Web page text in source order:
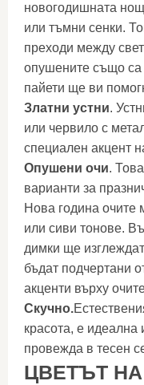
новогодишната
или тъмни сенки.
преходи между
опушените също са
пайети ще ви
Златни устни.
или червило с
специален акцент
Опушени очи.
варианти за
Нова година очите
или сиви тонове.
димки ще
бъдат подчертани
акценти върху
Скучно.
красота, е идеална
провежда в тесен
ЦВЕТЪТ